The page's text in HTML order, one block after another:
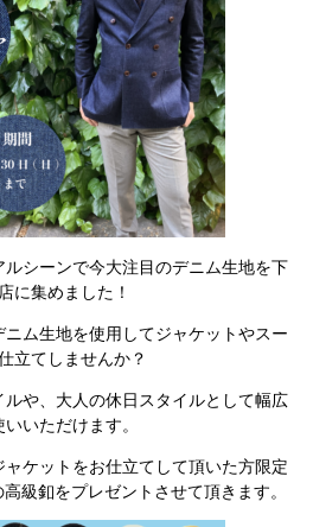
シーンで今大注目のデニム生地を下
に集めました！
ム生地を使用してジャケットやスー
立てしませんか？
や、大人の休日スタイルとして幅広
いいただけます。
ケットをお仕立てして頂いた方限定
級釦をプレゼントさせて頂きます。